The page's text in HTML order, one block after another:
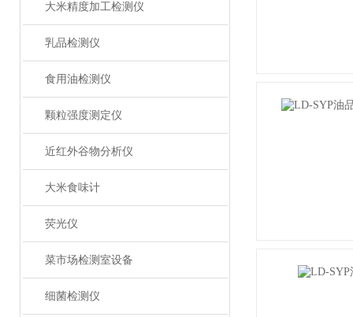
大米精度加工检测仪
乳品检测仪
食用油检测仪
颗粒强度测定仪
近红外谷物分析仪
大米食味计
荧光仪
菜市场检测室设备
细菌检测仪